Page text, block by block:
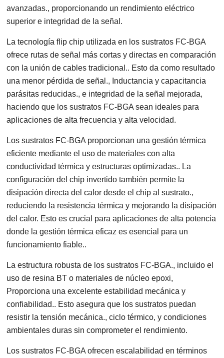
avanzadas., proporcionando un rendimiento eléctrico
superior e integridad de la señal.
La tecnología flip chip utilizada en los sustratos FC-BGA
ofrece rutas de señal más cortas y directas en comparación
con la unión de cables tradicional.. Esto da como resultado
una menor pérdida de señal., Inductancia y capacitancia
parásitas reducidas., e integridad de la señal mejorada,
haciendo que los sustratos FC-BGA sean ideales para
aplicaciones de alta frecuencia y alta velocidad.
Los sustratos FC-BGA proporcionan una gestión térmica
eficiente mediante el uso de materiales con alta
conductividad térmica y estructuras optimizadas.. La
configuración del chip invertido también permite la
disipación directa del calor desde el chip al sustrato.,
reduciendo la resistencia térmica y mejorando la disipación
del calor. Esto es crucial para aplicaciones de alta potencia
donde la gestión térmica eficaz es esencial para un
funcionamiento fiable..
La estructura robusta de los sustratos FC-BGA., incluido el
uso de resina BT o materiales de núcleo epoxi,
Proporciona una excelente estabilidad mecánica y
confiabilidad.. Esto asegura que los sustratos puedan
resistir la tensión mecánica., ciclo térmico, y condiciones
ambientales duras sin comprometer el rendimiento.
Los sustratos FC-BGA ofrecen escalabilidad en términos